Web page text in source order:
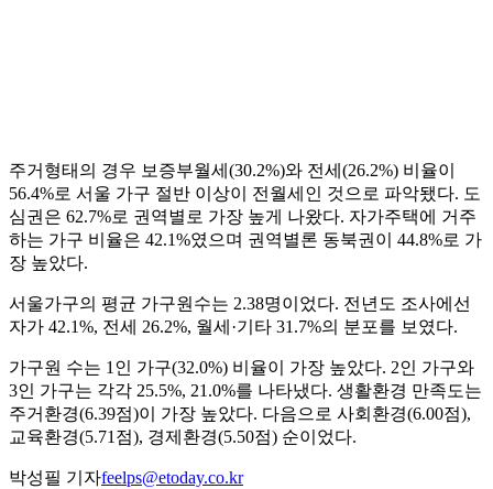
주거형태의 경우 보증부월세(30.2%)와 전세(26.2%) 비율이
56.4%로 서울 가구 절반 이상이 전월세인 것으로 파악됐다. 도
심권은 62.7%로 권역별로 가장 높게 나왔다. 자가주택에 거주
하는 가구 비율은 42.1%였으며 권역별론 동북권이 44.8%로 가
장 높았다.
서울가구의 평균 가구원수는 2.38명이었다. 전년도 조사에선
자가 42.1%, 전세 26.2%, 월세·기타 31.7%의 분포를 보였다.
가구원 수는 1인 가구(32.0%) 비율이 가장 높았다. 2인 가구와
3인 가구는 각각 25.5%, 21.0%를 나타냈다. 생활환경 만족도는
주거환경(6.39점)이 가장 높았다. 다음으로 사회환경(6.00점),
교육환경(5.71점), 경제환경(5.50점) 순이었다.
박성필 기자feelps@etoday.co.kr